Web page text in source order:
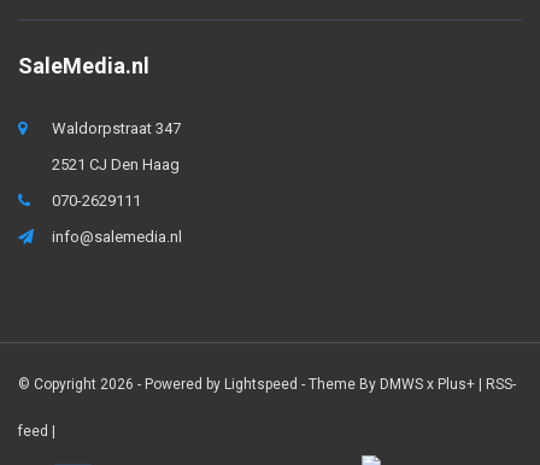
SaleMedia.nl
Waldorpstraat 347
2521 CJ Den Haag
070-2629111
info@salemedia.nl
© Copyright 2026 - Powered by Lightspeed - Theme By DMWS x Plus+ | RSS-
feed |